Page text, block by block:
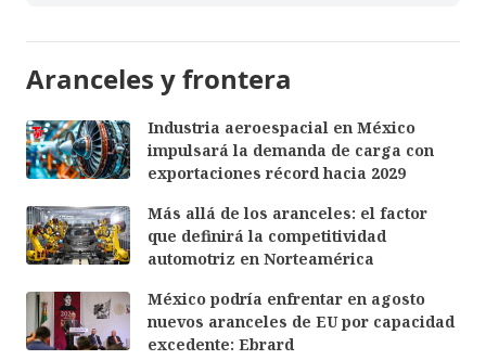
Aranceles y frontera
Industria aeroespacial en México
impulsará la demanda de carga con
exportaciones récord hacia 2029
Más allá de los aranceles: el factor
que definirá la competitividad
automotriz en Norteamérica
México podría enfrentar en agosto
nuevos aranceles de EU por capacidad
excedente: Ebrard